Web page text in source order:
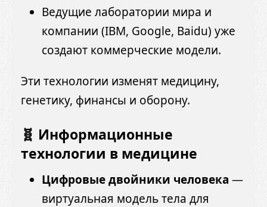
Ведущие лаборатории мира и
компании (IBM, Google, Baidu) уже
создают коммерческие модели.
Эти технологии изменят медицину,
генетику, финансы и оборону.
🧬 Информационные
технологии в медицине
Цифровые двойники человека —
виртуальная модель тела для